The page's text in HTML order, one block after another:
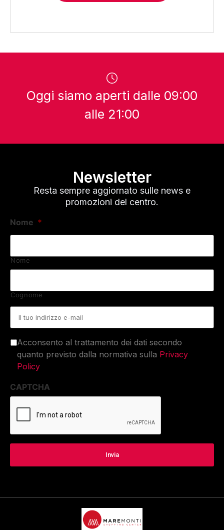
Oggi siamo aperti dalle 09:00
alle 21:00
Newsletter
Resta sempre aggiornato sulle news e
promozioni del centro.
Nome *
Nome
Cognome
Email
Acconsento al trattamento dei dati secondo
quanto previsto dalla normativa sulla Privacy
Policy
CAPTCHA